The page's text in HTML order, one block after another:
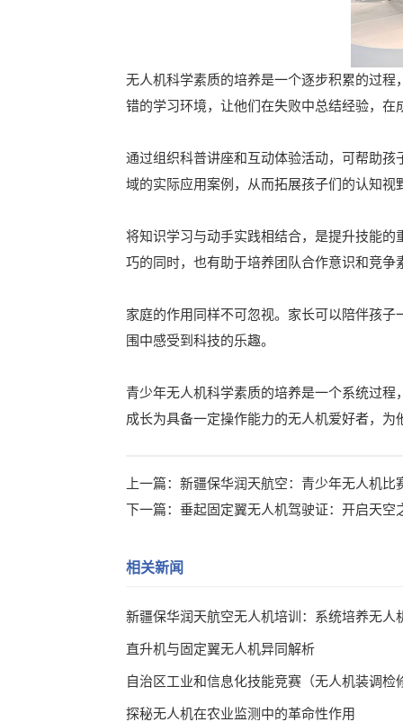
无人机科学素质的培养是一个逐步积累的过
错的学习环境，让他们在失败中总结经验，在
通过组织科普讲座和互动体验活动，可帮助
域的实际应用案例，从而拓展孩子们的认知视
将知识学习与动手实践相结合，是提升技能
巧的同时，也有助于培养团队合作意识和竞争
家庭的作用同样不可忽视。家长可以陪伴孩
围中感受到科技的乐趣。
青少年无人机科学素质的培养是一个系统过
成长为具备一定操作能力的无人机爱好者，
上一篇： 新疆保华润天航空：青少年无人机比
下一篇： 垂起固定翼无人机驾驶证：开启天空
相关新闻
直升机与固定翼无人机异同解析
探秘无人机在农业监测中的革命性作用